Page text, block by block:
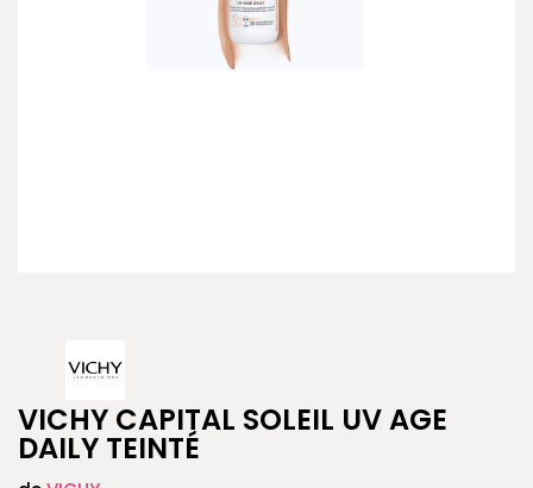
VICHY CAPITAL SOLEIL UV AGE
DAILY TEINTÉ